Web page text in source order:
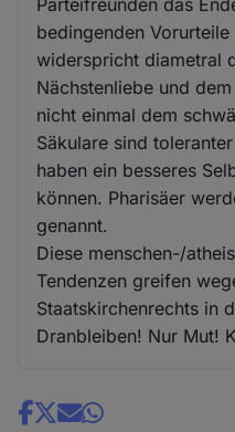
bedingenden
widerspricht diametral
Nächstenliebe und
nicht einmal dem
Säkulare sind
haben ein besseres
können. Pharisäer
genannt.
Diese menschen-/
Tendenzen greifen
Staatskirchenrechts in
Dranbleiben! Nur Mut!